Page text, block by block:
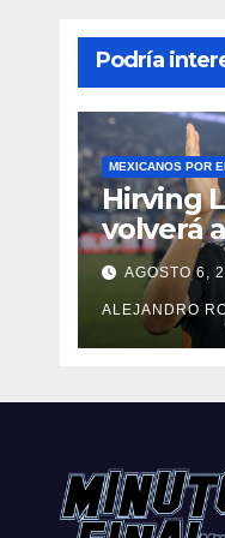
Podría
MEXICANOS POR
Hirving
volverá
canchas
Galaxy
AGOSTO 6,
ALEJANDRO